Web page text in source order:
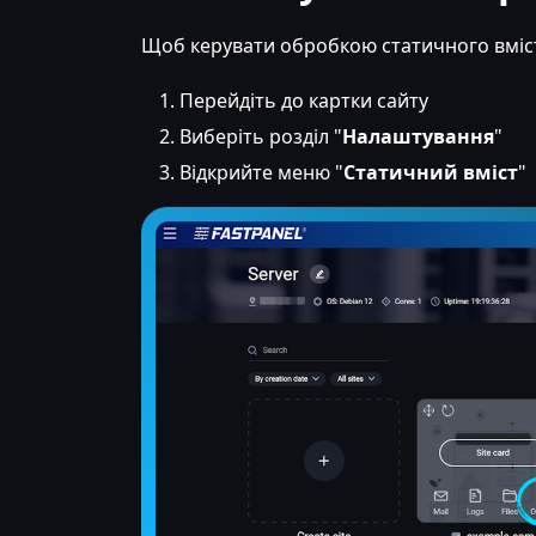
Щоб керувати обробкою статичного
Перейдіть до картки сайту
Виберіть розділ "Налаштування"
Відкрийте меню "Статичний вміст"